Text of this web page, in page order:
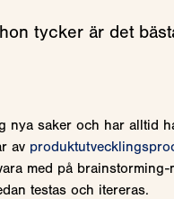
tycker är det
saker och har alltid
av
med på
testas och itereras.